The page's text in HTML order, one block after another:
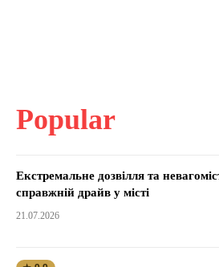
Popular
Екстремальне дозвілля та
справжній драйв у місті
21.07.2026